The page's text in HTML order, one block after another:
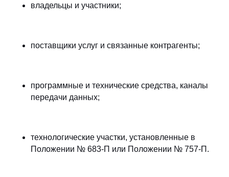
владельцы и участники;
поставщики услуг и связанные контрагенты;
программные и технические средства, каналы
передачи данных;
технологические участки, установленные в
Положении № 683-П или Положении № 757-П.